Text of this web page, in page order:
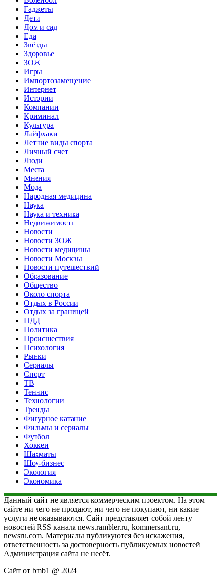
Гаджеты
Дети
Дом и сад
Еда
Звёзды
Здоровье
ЗОЖ
Игры
Импортозамещение
Интернет
Истории
Компании
Криминал
Культура
Лайфхаки
Летние виды спорта
Личный счет
Люди
Места
Мнения
Мода
Народная медицина
Наука
Наука и техника
Недвижимость
Новости
Новости ЗОЖ
Новости медицины
Новости Москвы
Новости путешествий
Образование
Общество
Около спорта
Отдых в России
Отдых за границей
ПДД
Политика
Происшествия
Психология
Рынки
Сериалы
Спорт
ТВ
Теннис
Технологии
Тренды
Фигурное катание
Фильмы и сериалы
Футбол
Хоккей
Шахматы
Шоу-бизнес
Экология
Экономика
Данный сайт не является коммерческим проектом. На этом
сайте ни чего не продают, ни чего не покупают, ни какие
услуги не оказываются. Сайт представляет собой ленту
новостей RSS канала news.rambler.ru, kommersant.ru,
newsru.com. Материалы публикуются без искажения,
ответственность за достоверность публикуемых новостей
Администрация сайта не несёт.
Сайт от bmb1 @ 2024